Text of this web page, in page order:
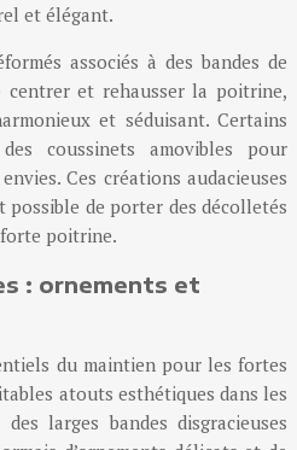
et élégant.
associés à des bandes de
et rehausser la poitrine,
et séduisant. Certains
coussinets amovibles pour
Ces créations audacieuses
de porter des décolletés
poitrine.
: ornements et
du maintien pour les fortes
atouts esthétiques dans les
larges bandes disgracieuses